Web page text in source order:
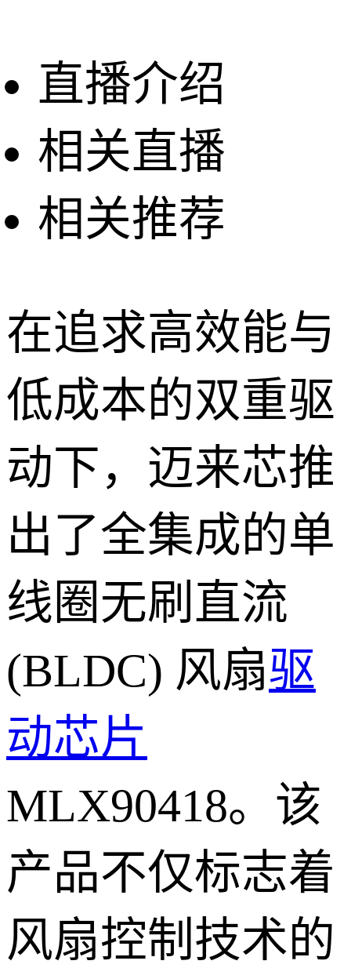
直播介绍
相关直播
相关推荐
在追求高效能与
低成本的双重驱
动下，迈来芯推
出了全集成的单
线圈无刷直流
(BLDC) 风扇驱
动芯片
MLX90418。该
产品不仅标志着
风扇控制技术的